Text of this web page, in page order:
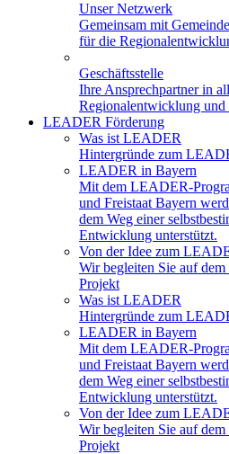
Unser Netzwerk
Gemeinsam mit
für die
Geschäftsstelle
Ihre Ansprechpartner in
Regionalentwicklung
LEADER Förderung
Was ist LEADER
Hintergründe zum
LEADER in Bayern
Mit dem LEADER-
und Freistaat Bayern
dem Weg einer
Entwicklung unterstützt.
Von der Idee zum
Wir begleiten Sie auf
Projekt
Was ist LEADER
Hintergründe zum
LEADER in Bayern
Mit dem LEADER-
und Freistaat Bayern
dem Weg einer
Entwicklung unterstützt.
Von der Idee zum
Wir begleiten Sie auf
Projekt